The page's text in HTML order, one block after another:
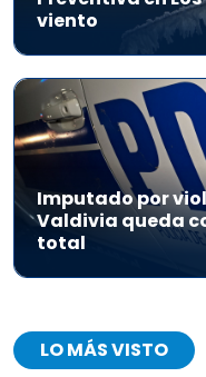
viento
Imputado por
Valdivia queda
total
LO MÁS VISTO